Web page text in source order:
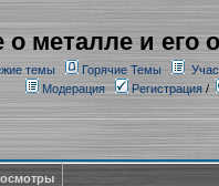
о металле и его
темы Горячие Темы
Модерация
Регистрация/